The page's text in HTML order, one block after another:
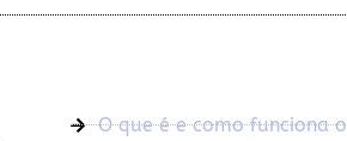
O que é e como funciona